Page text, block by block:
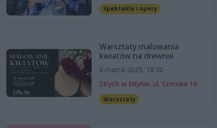
Spektakle i opery
Warsztaty malowania
kwiatów na drewnie
8 marca 2025, 18:30
Strych w Młynie, ul. Szeroka 19
Warsztaty